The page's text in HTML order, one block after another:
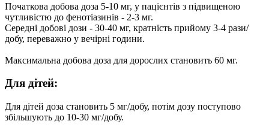
Початкова добова доза 5-10 мг, у пацієнтів з підвищеною
чутливістю до фенотіазинів - 2-3 мг.
Середні добові дози - 30-40 мг, кратність прийому 3-4 рази/
добу, переважно у вечірні години.
Максимальна добова доза для дорослих становить 60 мг.
Для дітей:
Для дітей доза становить 5 мг/добу, потім дозу поступово
збільшують до 10-30 мг/добу.